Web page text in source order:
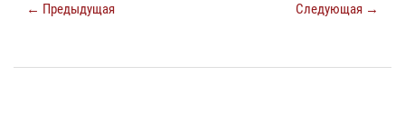
← Предыдущая Следующая →